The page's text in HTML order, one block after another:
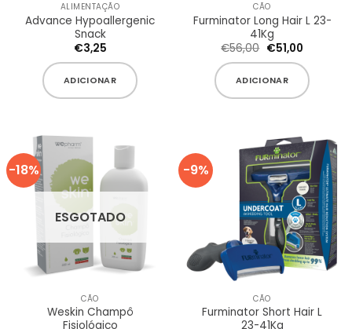
ALIMENTAÇÃO
Advance Hypoallergenic
Snack
€3,25
ADICIONAR
CÃO
Furminator Long Hair L 23-
41Kg
€56,00 O
preço
original
era:
€56,00.
€51,00O
atual
é:
€51,00.
ADICIONAR
-18%
ESGOTADO
CÃO
Weskin Champô
Fisiológico
-9%
CÃO
Furminator Short Hair L
23-41Kg